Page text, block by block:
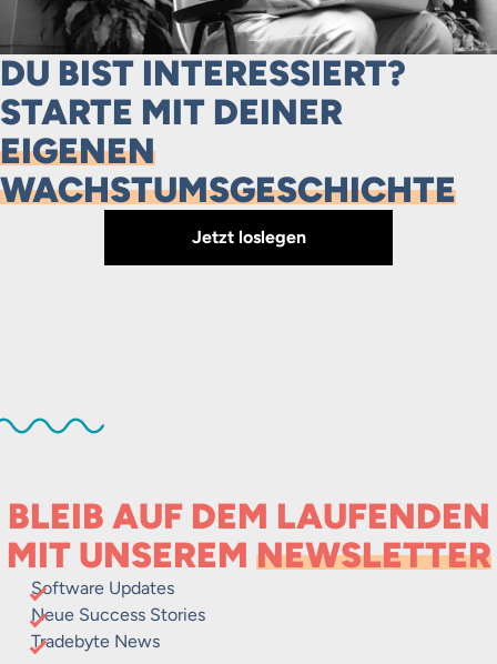
DU BIST INTERESSIERT?
STARTE MIT DEINER
EIGENEN
WACHSTUMSGESCHICHTE
Jetzt loslegen
BLEIB AUF DEM LAUFENDEN
MIT UNSEREM NEWSLETTER
Software Updates
Neue Success Stories
Tradebyte News